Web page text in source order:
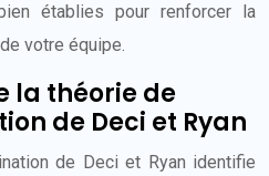
établies pour renforcer la
votre équipe.
la théorie de
de Deci et Ryan
de Deci et Ryan identifie